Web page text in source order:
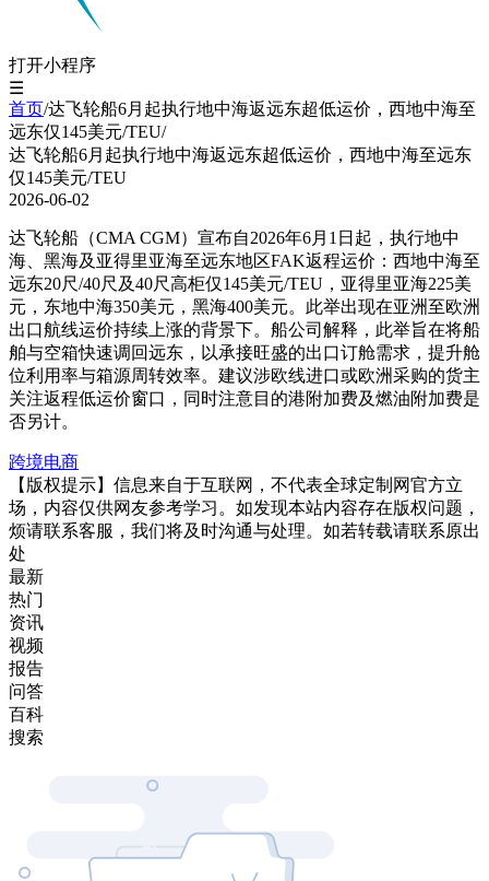
打开小程序
☰
首页/达飞轮船6月起执行地中海返远东超低运价，西地中海至
远东仅145美元/TEU/
达飞轮船6月起执行地中海返远东超低运价，西地中海至远东
仅145美元/TEU
2026-06-02
达飞轮船（CMA CGM）宣布自2026年6月1日起，执行地中
海、黑海及亚得里亚海至远东地区FAK返程运价：西地中海至
远东20尺/40尺及40尺高柜仅145美元/TEU，亚得里亚海225美
元，东地中海350美元，黑海400美元。此举出现在亚洲至欧洲
出口航线运价持续上涨的背景下。船公司解释，此举旨在将船
舶与空箱快速调回远东，以承接旺盛的出口订舱需求，提升舱
位利用率与箱源周转效率。建议涉欧线进口或欧洲采购的货主
关注返程低运价窗口，同时注意目的港附加费及燃油附加费是
否另计。
跨境电商
【版权提示】信息来自于互联网，不代表全球定制网官方立
场，内容仅供网友参考学习。如发现本站内容存在版权问题，
烦请联系客服，我们将及时沟通与处理。如若转载请联系原出
处
最新
热门
资讯
视频
报告
问答
百科
搜索